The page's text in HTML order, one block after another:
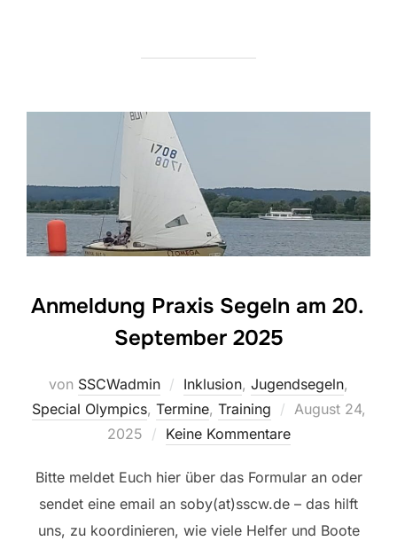
Anmeldung Praxis Segeln am 20.
September 2025
von SSCWadmin Inklusion, Jugendsegeln,
Special Olympics, Termine, Training
Veröffentlicht
August 24,
2025
Keine Kommentare
Bitte meldet Euch hier über das Formular an oder
sendet eine email an soby(at)sscw.de – das hilft
uns, zu koordinieren, wie viele Helfer und Boote